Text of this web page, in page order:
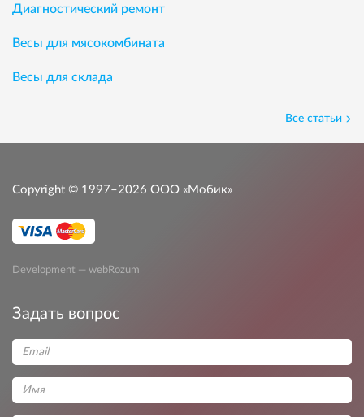
Диагностический ремонт
Весы для мясокомбината
Весы для склада
Все статьи
Copyright © 1997–2026 ООО «Мобик»
Development — webRozum
Задать вопрос